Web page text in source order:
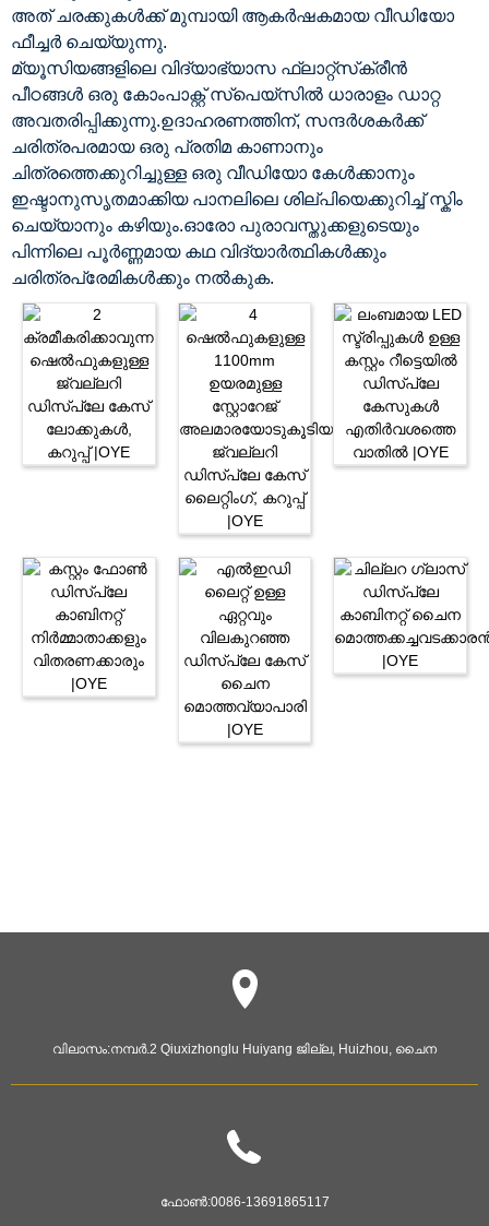
അത് ചരക്കുകൾക്ക് മുമ്പായി ആകർഷകമായ വീഡിയോ
ഫീച്ചർ ചെയ്യുന്നു.
മ്യൂസിയങ്ങളിലെ വിദ്യാഭ്യാസ ഫ്ലാറ്റ്‌സ്‌ക്രീൻ
പീഠങ്ങൾ ഒരു കോം‌പാക്റ്റ് സ്‌പെയ്‌സിൽ ധാരാളം ഡാറ്റ
അവതരിപ്പിക്കുന്നു.ഉദാഹരണത്തിന്, സന്ദർശകർക്ക്
ചരിത്രപരമായ ഒരു പ്രതിമ കാണാനും
ചിത്രത്തെക്കുറിച്ചുള്ള ഒരു വീഡിയോ കേൾക്കാനും
ഇഷ്ടാനുസൃതമാക്കിയ പാനലിലെ ശില്പിയെക്കുറിച്ച് സ്കിം
ചെയ്യാനും കഴിയും.ഓരോ പുരാവസ്തുക്കളുടെയും
പിന്നിലെ പൂർണ്ണമായ കഥ വിദ്യാർത്ഥികൾക്കും
ചരിത്രപ്രേമികൾക്കും നൽകുക.
വിലാസം:നമ്പർ.2 Qiuxizhonglu Huiyang ജില്ല, Huizhou, ചൈന
ഫോൺ:0086-13691865117